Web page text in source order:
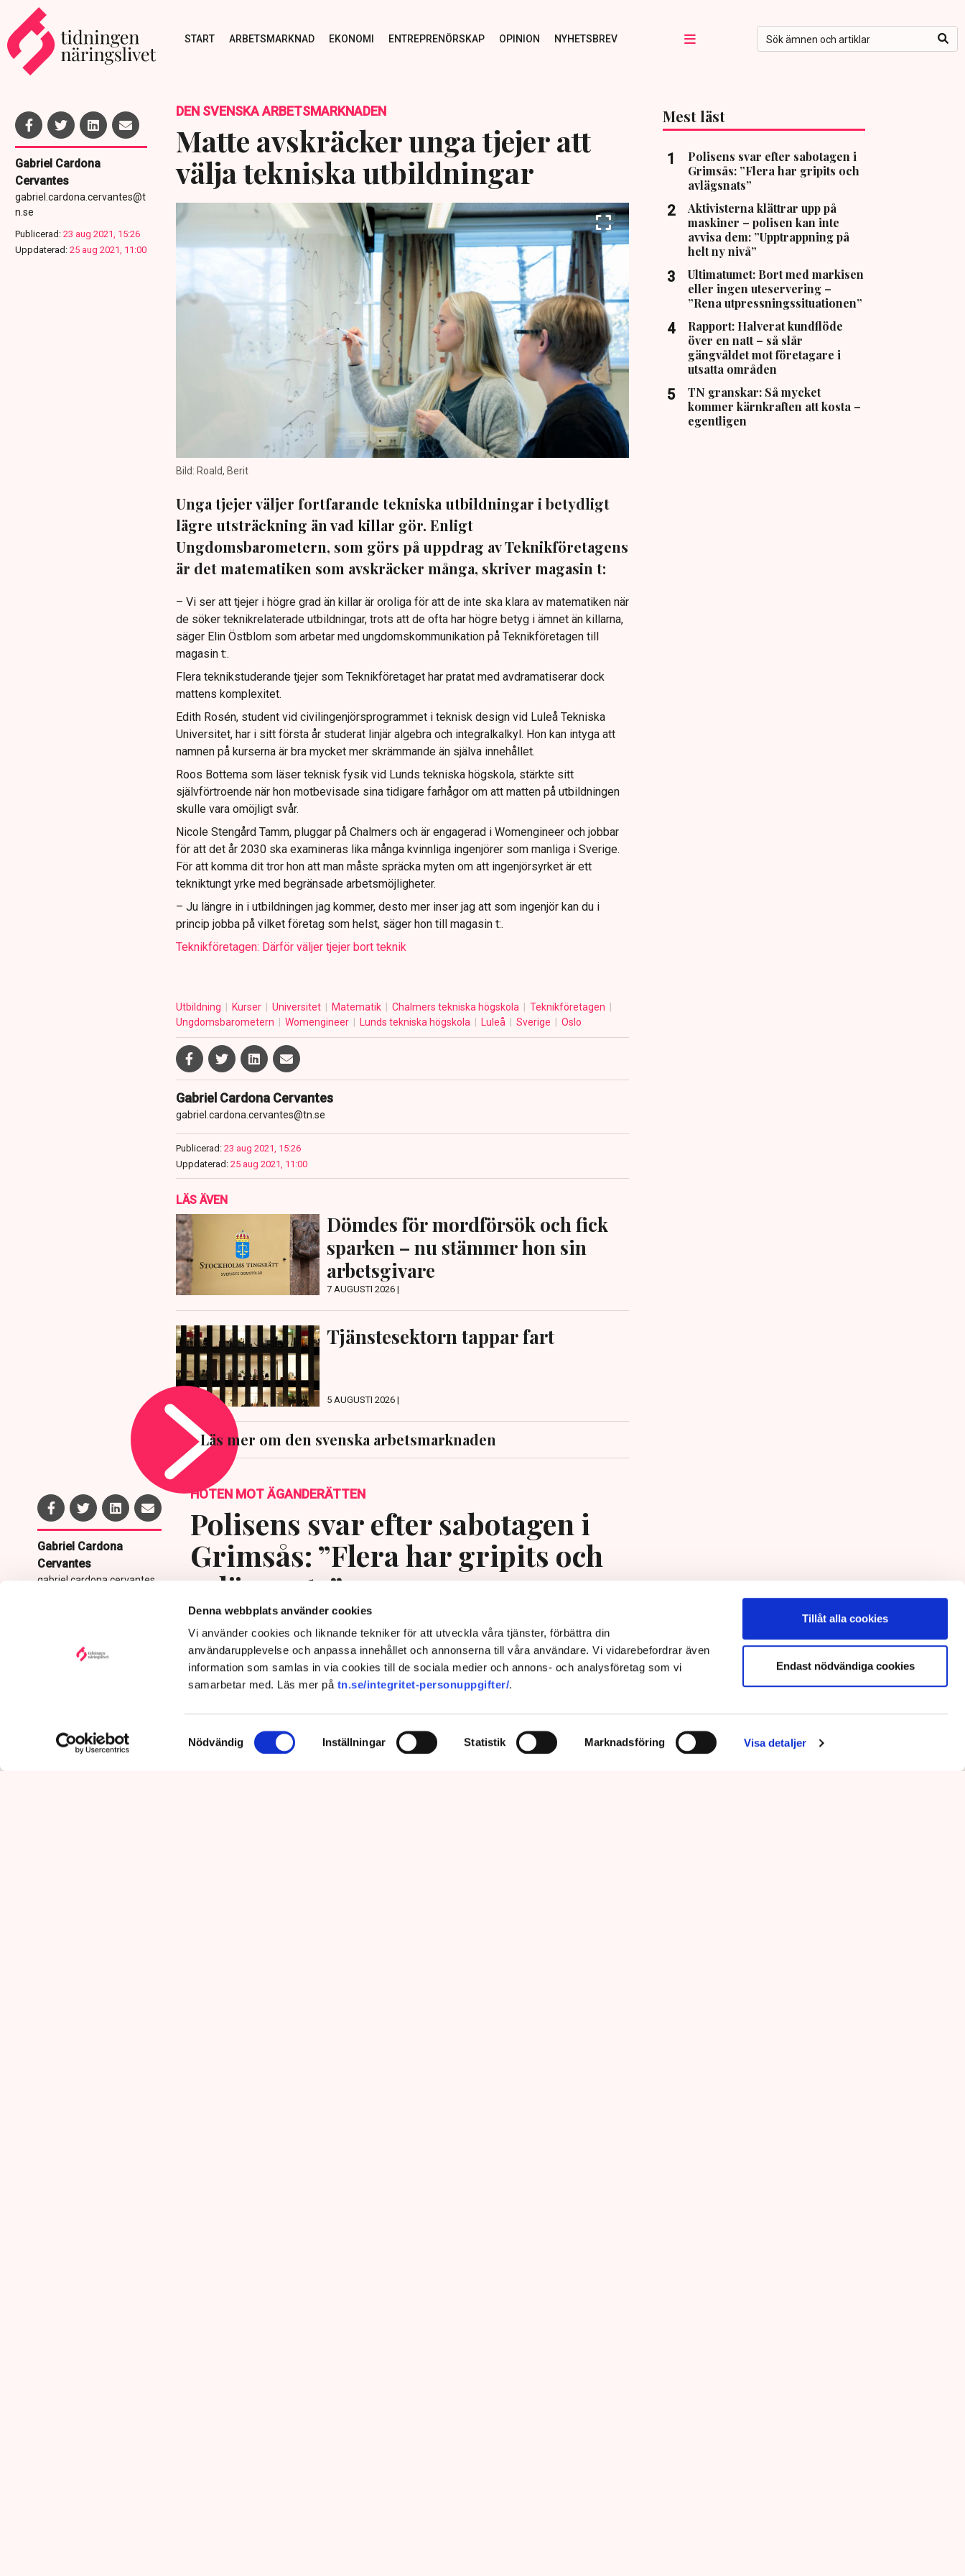
Denna webbplats använder cookies
Vi använder cookies och liknande tekniker för att utveckla våra tjänster, förbättra din
användarupplevelse och anpassa innehållet och annonserna till våra användare. Vi vidarebefordrar även
information som samlas in via cookies till de sociala medier och annons- och analysföretag som vi
samarbetar med. Läs mer på tn.se/integritet-personuppgifter/.
Samtyckesval
Nödvändig Inställningar Statistik Marknadsföring Visa detaljer
Tillåt alla cookies
Endast nödvändiga cookies
START ARBETSMARKNAD EKONOMI ENTREPRENÖRSKAP OPINION NYHETSBREV
Gabriel Cardona
Cervantes
gabriel.cardona.cervantes@t
n.se
Publicerad: 23 aug 2021, 15:26
Uppdaterad: 25 aug 2021, 11:00
DEN SVENSKA ARBETSMARKNADEN
Matte avskräcker unga tjejer att
välja tekniska utbildningar
Bild: Roald, Berit
Unga tjejer väljer fortfarande tekniska utbildningar i betydligt
lägre utsträckning än vad killar gör. Enligt
Ungdomsbarometern, som görs på uppdrag av Teknikföretagens
är det matematiken som avskräcker många, skriver magasin t:
– Vi ser att tjejer i högre grad än killar är oroliga för att de inte ska klara av matematiken när
de söker teknikrelaterade utbildningar, trots att de ofta har högre betyg i ämnet än killarna,
säger Elin Östblom som arbetar med ungdomskommunikation på Teknikföretagen till
magasin t:.
Flera teknikstuderande tjejer som Teknikföretaget har pratat med avdramatiserar dock
mattens komplexitet.
Edith Rosén, student vid civilingenjörsprogrammet i teknisk design vid Luleå Tekniska
Universitet, har i sitt första år studerat linjär algebra och integralkalkyl. Hon kan intyga att
namnen på kurserna är bra mycket mer skrämmande än själva innehållet.
Roos Bottema som läser teknisk fysik vid Lunds tekniska högskola, stärkte sitt
självförtroende när hon motbevisade sina tidigare farhågor om att matten på utbildningen
skulle vara omöjligt svår.
Nicole Stengård Tamm, pluggar på Chalmers och är engagerad i Womengineer och jobbar
för att det år 2030 ska examineras lika många kvinnliga ingenjörer som manliga i Sverige.
För att komma dit tror hon att man måste spräcka myten om att ingenjörsyrket är ett
tekniktungt yrke med begränsade arbetsmöjligheter.
– Ju längre in i utbildningen jag kommer, desto mer inser jag att som ingenjör kan du i
princip jobba på vilket företag som helst, säger hon till magasin t:.
Teknikföretagen: Därför väljer tjejer bort teknik
Utbildning Kurser Universitet Matematik Chalmers tekniska högskola
Teknikföretagen
Ungdomsbarometern
Womengineer Lunds tekniska högskola Luleå Sverige Oslo
Gabriel Cardona Cervantes
gabriel.cardona.cervantes@tn.se
Publicerad: 23 aug 2021, 15:26
Uppdaterad: 25 aug 2021, 11:00
LÄS ÄVEN
Dömdes för mordförsök och fick
sparken – nu stämmer hon sin
arbetsgivare
7 AUGUSTI 2026 |
Tjänstesektorn tappar fart
5 AUGUSTI 2026 |
Läs mer om den svenska arbetsmarknaden
Mest läst
Polisens svar efter sabotagen i
Grimsås: ”Flera har gripits och
avlägsnats”
Aktivisterna klättrar upp på
maskiner – polisen kan inte
avvisa dem: ”Upptrappning på
helt ny nivå”
Ultimatumet: Bort med markisen
eller ingen uteservering –
”Rena utpressningssituationen”
Rapport: Halverat kundflöde
över en natt – så slår
gängvåldet mot företagare i
utsatta områden
TN granskar: Så mycket
kommer kärnkraften att kosta –
egentligen
Gabriel Cardona
Cervantes
gabriel.cardona.cervantes
HOTEN MOT ÄGANDERÄTTEN
Polisens svar efter sabotagen i
Grimsås: ”Flera har gripits och
avlägsnats”